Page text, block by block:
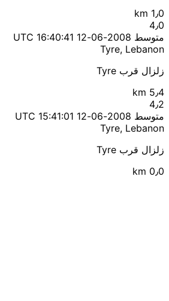
1٫0 km
4٫0
متوسط 2008-06-12 16:40:41 UTC
Tyre, Lebanon
زلزال قرب Tyre
5٫4 km
4٫2
متوسط 2008-06-12 15:41:01 UTC
Tyre, Lebanon
زلزال قرب Tyre
0٫0 km